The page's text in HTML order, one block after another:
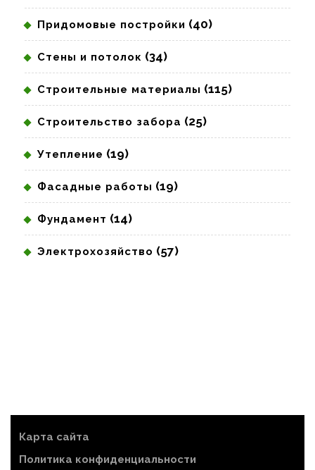
Придомовые постройки (40)
Стены и потолок (34)
Строительные материалы (115)
Строительство забора (25)
Утепление (19)
Фасадные работы (19)
Фундамент (14)
Электрохозяйство (57)
Карта сайта
Политика конфиденциальности